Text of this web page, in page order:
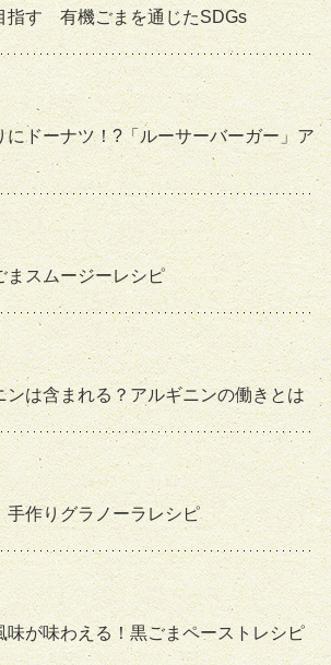
指す 有機ごまを通じたSDGs
にドーナツ！?「ルーサーバーガー」ア
まスムージーレシピ
ンは含まれる？アルギニンの働きとは
手作りグラノーラレシピ
味が味わえる！黒ごまペーストレシピ